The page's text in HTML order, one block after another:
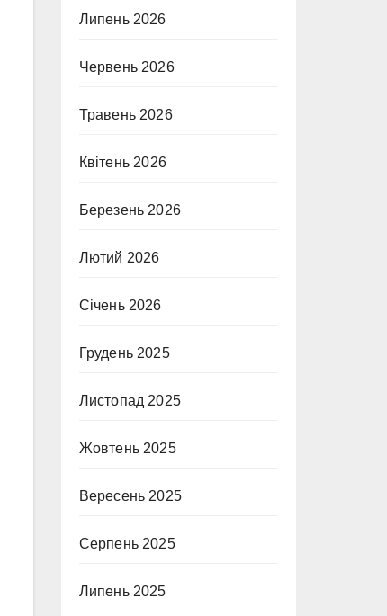
Липень 2026
Червень 2026
Травень 2026
Квітень 2026
Березень 2026
Лютий 2026
Січень 2026
Грудень 2025
Листопад 2025
Жовтень 2025
Вересень 2025
Серпень 2025
Липень 2025